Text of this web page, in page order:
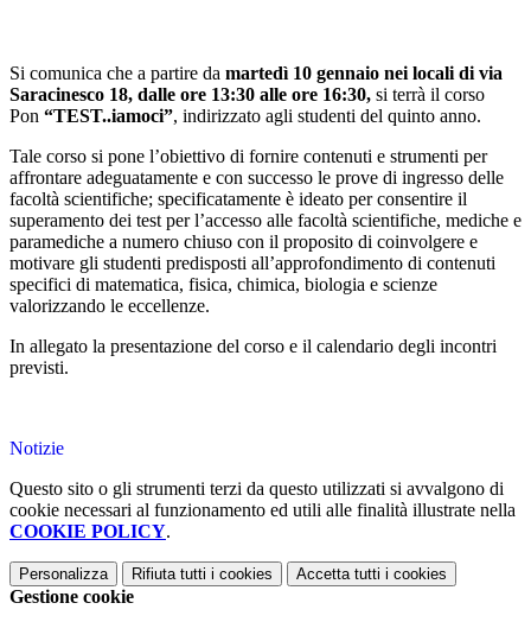
Si comunica che a partire da martedì 10 gennaio nei locali di via
Saracinesco 18, dalle ore 13:30 alle ore 16:30, si terrà il corso
Pon “TEST..iamoci”, indirizzato agli studenti del quinto anno.
Tale corso si pone l’obiettivo di fornire contenuti e strumenti per
affrontare adeguatamente e con successo le prove di ingresso delle
facoltà scientifiche; specificatamente è ideato per consentire il
superamento dei test per l’accesso alle facoltà scientifiche, mediche e
paramediche a numero chiuso con il proposito di coinvolgere e
motivare gli studenti predisposti all’approfondimento di contenuti
specifici di matematica, fisica, chimica, biologia e scienze
valorizzando le eccellenze.
In allegato la presentazione del corso e il calendario degli incontri
previsti.
Notizie
Questo sito o gli strumenti terzi da questo utilizzati si avvalgono di
cookie necessari al funzionamento ed utili alle finalità illustrate nella
COOKIE POLICY.
Personalizza Rifiuta tutti i cookies Accetta tutti i cookies
Gestione cookie